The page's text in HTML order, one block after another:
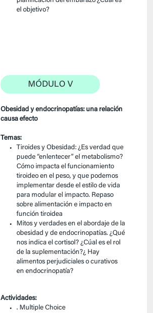
el objetivo?
MÓDULO V
Obesidad y endocrinopatías: una relación
causa efecto
Temas:
Tiroides y Obesidad: ¿Es verdad que
puede “enlentecer” el metabolismo?
Cómo impacta el funcionamiento
tiroideo en el peso, y que podemos
implementar desde el estilo de vida
para modular el impacto. Repaso
sobre alimentación e impacto en
función tiroidea
Mitos y verdades en el abordaje de la
obesidad y de endocrinopatías. ¿Qué
nos indica el cortisol? ¿Cúal es el rol
de la suplementación?¿ Hay
alimentos perjudiciales o curativos
en endocrinopatía?
Actividades:
. Multiple Choice